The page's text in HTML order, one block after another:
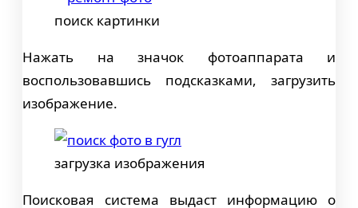
поиск картинки
Нажать на значок фотоаппарата и
воспользовавшись подсказками, загрузить
изображение.
загрузка изображения
Поисковая система выдаст информацию о